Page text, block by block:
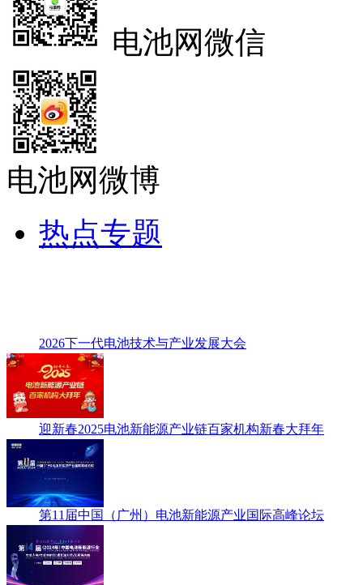
电池网微信
电池网微博
热点专题
2026下一代电池技术与产业发展大会
迎新春2025电池新能源产业链百家机构新春大拜年
第11届中国（广州）电池新能源产业国际高峰论坛